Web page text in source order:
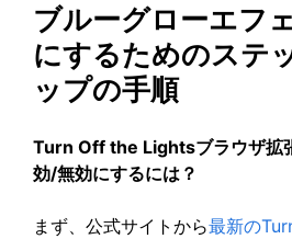
ブルーグローエフ
にするためのステ
ップの手順
Turn Off the Lightsブラウザ拡
効/無効にするには？
まず、公式サイトから最新の